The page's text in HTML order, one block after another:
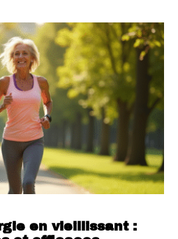
en vieillissant :